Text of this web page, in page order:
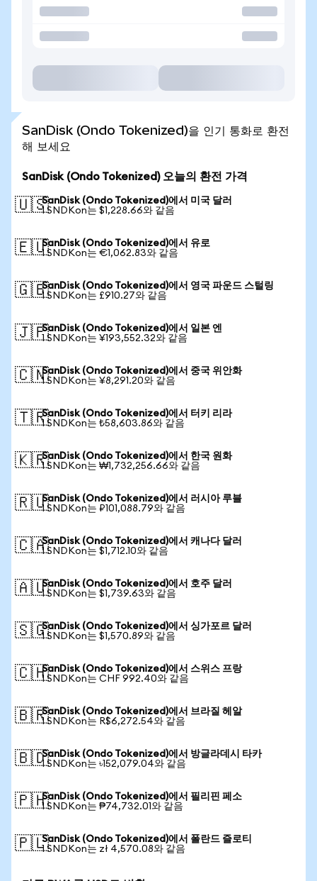
SanDisk (Ondo Tokenized)을 인기 통화로 환전
해 보세요
SanDisk (Ondo Tokenized) 오늘의 환전 가격
🇺🇸SanDisk (Ondo Tokenized)에서 미국 달러
1 SNDKon는 $1,228.66와 같음
🇪🇺SanDisk (Ondo Tokenized)에서 유로
1 SNDKon는 €1,062.83와 같음
🇬🇧SanDisk (Ondo Tokenized)에서 영국 파운드 스털링
1 SNDKon는 £910.27와 같음
🇯🇵SanDisk (Ondo Tokenized)에서 일본 엔
1 SNDKon는 ¥193,552.32와 같음
🇨🇳SanDisk (Ondo Tokenized)에서 중국 위안화
1 SNDKon는 ¥8,291.20와 같음
🇹🇷SanDisk (Ondo Tokenized)에서 터키 리라
1 SNDKon는 ₺58,603.86와 같음
🇰🇷SanDisk (Ondo Tokenized)에서 한국 원화
1 SNDKon는 ₩1,732,256.66와 같음
🇷🇺SanDisk (Ondo Tokenized)에서 러시아 루블
1 SNDKon는 ₽101,088.79와 같음
🇨🇦SanDisk (Ondo Tokenized)에서 캐나다 달러
1 SNDKon는 $1,712.10와 같음
🇦🇺SanDisk (Ondo Tokenized)에서 호주 달러
1 SNDKon는 $1,739.63와 같음
🇸🇬SanDisk (Ondo Tokenized)에서 싱가포르 달러
1 SNDKon는 $1,570.89와 같음
🇨🇭SanDisk (Ondo Tokenized)에서 스위스 프랑
1 SNDKon는 CHF 992.40와 같음
🇧🇷SanDisk (Ondo Tokenized)에서 브라질 헤알
1 SNDKon는 R$6,272.54와 같음
🇧🇩SanDisk (Ondo Tokenized)에서 방글라데시 타카
1 SNDKon는 ৳152,079.04와 같음
🇵🇭SanDisk (Ondo Tokenized)에서 필리핀 페소
1 SNDKon는 ₱74,732.01와 같음
🇵🇱SanDisk (Ondo Tokenized)에서 폴란드 즐로티
1 SNDKon는 zł 4,570.08와 같음